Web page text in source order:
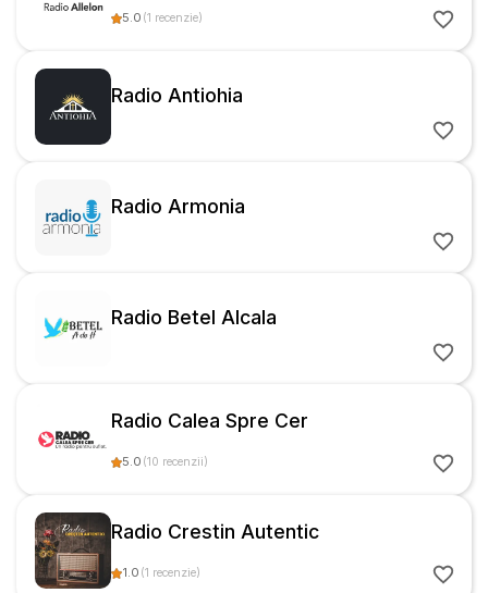
5.0 (1 recenzie)
Radio Antiohia
Radio Armonia
Radio Betel Alcala
Radio Calea Spre Cer
5.0 (10 recenzii)
Radio Crestin Autentic
1.0 (1 recenzie)